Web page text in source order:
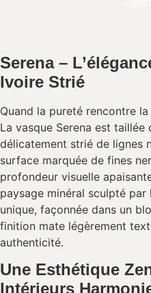
Serena –
Ivoire Strié
Quand la pureté rencontre
La vasque Serena est
délicatement strié de lignes
surface marquée de fines
profondeur visuelle
paysage minéral sculpté
unique, façonnée dans un
finition mate légèrement
authenticité.
Une Esthétique
Intérieurs